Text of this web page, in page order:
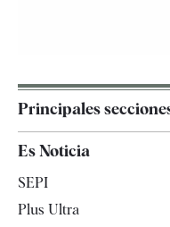
Principales
España
Es Noticia
SEPI
Plus Ultra